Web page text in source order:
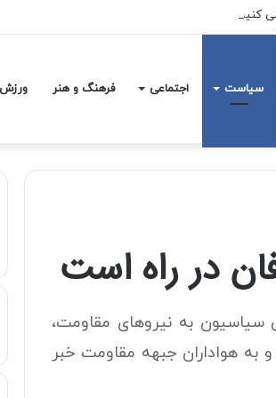
می کنیم در معیشت مردم مشکلی پیش نیاید
سیاست اجتماعی فرهنگ و هنر ورزش
در راه است
سیاسیون به نیروهای مقاومت‌،
به هواداران جبهه مقاومت‌ خبر